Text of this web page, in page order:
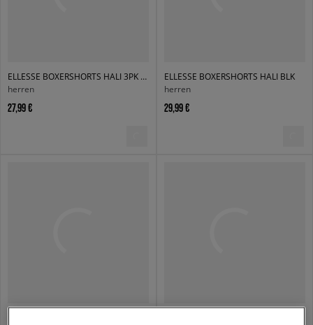
ELLESSE BOXERSHORTS HALI 3PK BOXERS BLK/GREY/NAVY
herren
27,99 €
ELLESSE BOXERSHORTS HALI BLK
herren
29,99 €